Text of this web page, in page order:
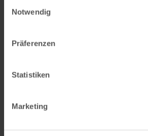
Notwendig
Präferenzen
Statistiken
Marketing